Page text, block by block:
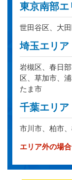
東京南部エ
世田谷区、大
埼玉エリア
岩槻区、春日
区、草加市、
たま市
千葉エリア
市川市、柏市
エリア外の場